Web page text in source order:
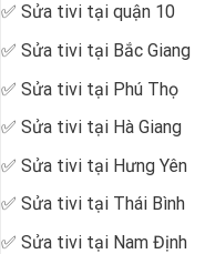
✅ Sửa tivi tại quận 10
✅ Sửa tivi tại Bắc Giang
✅ Sửa tivi tại Phú Thọ
✅ Sửa tivi tại Hà Giang
✅ Sửa tivi tại Hưng Yên
✅ Sửa tivi tại Thái Bình
✅ Sửa tivi tại Nam Định